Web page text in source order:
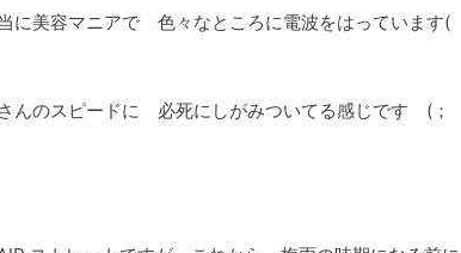
に美容マニアで 色々なところに電波をはっています(
んのスピードに 必死にしがみついてる感じです (；